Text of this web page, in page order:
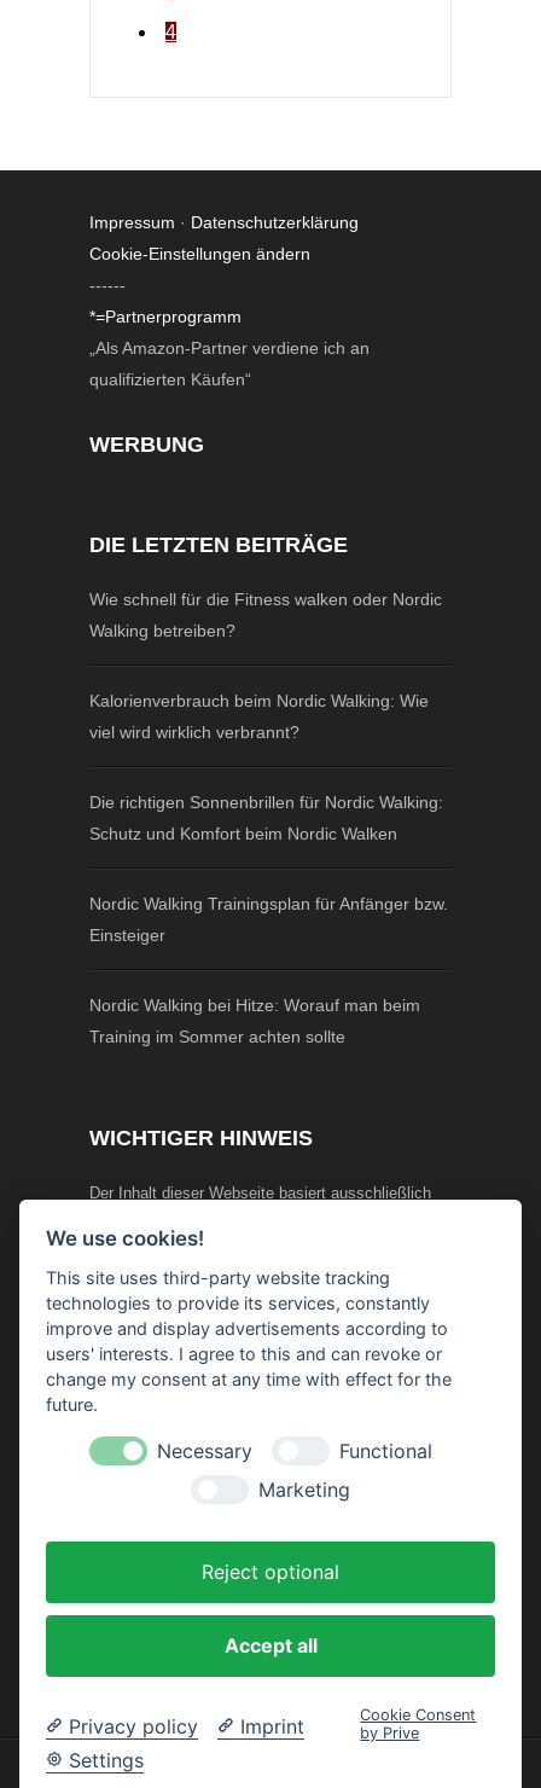
4
Impressum · Datenschutzerklärung
Cookie-Einstellungen ändern
------
*=Partnerprogramm
„Als Amazon-Partner verdiene ich an
qualifizierten Käufen“
WERBUNG
DIE LETZTEN BEITRÄGE
Wie schnell für die Fitness walken oder Nordic
Walking betreiben?
Kalorienverbrauch beim Nordic Walking: Wie
viel wird wirklich verbrannt?
Die richtigen Sonnenbrillen für Nordic Walking:
Schutz und Komfort beim Nordic Walken
Nordic Walking Trainingsplan für Anfänger bzw.
Einsteiger
Nordic Walking bei Hitze: Worauf man beim
Training im Sommer achten sollte
WICHTIGER HINWEIS
Der Inhalt dieser Webseite basiert ausschließlich
auf persönlichen Erfahrungen und Recherchen.
Informationen zu liefern, können Fehler natürlich
nicht ganz ausschließen. Die Autoren sind
sportliche und medizinische Laien. Deshalb sollten
Sie Informationen zu Gesundheitsaspekten nicht
Die Infos zu diesen Themen können einen
Arztbesuch nicht ersetzen! Bei Unklarheiten und zu
Personen befragen.
© 2019 - 2026
We use cookies!
This site uses third-party website tracking
technologies to provide its services, constantly
improve and display advertisements according to
users' interests. I agree to this and can revoke or
change my consent at any time with effect for the
future.
Necessary
Functional
Marketing
Reject optional
Accept all
Privacy policy
Imprint
Settings
Cookie Consent
by Prive